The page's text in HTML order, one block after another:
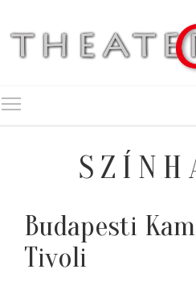
Budapesti
Tivoli